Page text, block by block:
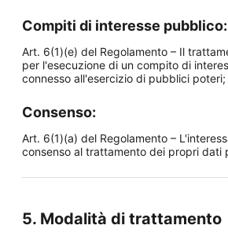
Compiti di interesse pubblico:
Art. 6(1)(e) del Regolamento – Il
per l'esecuzione di un compito di
connesso all'esercizio di pubblici poteri;
Consenso:
Art. 6(1)(a) del Regolamento –
consenso al trattamento dei propri dati
5. Modalità di trattamento